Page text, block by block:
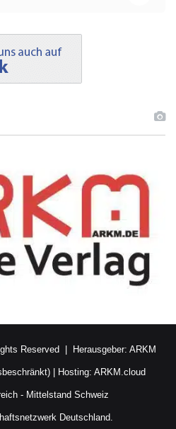
Reserved | Herausgeber: ARKM
| Hosting: ARKM.cloud
- Mittelstand Schweiz
Deutschland.